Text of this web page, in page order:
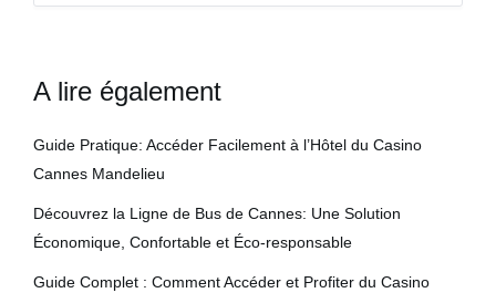
A lire également
Guide Pratique: Accéder Facilement à l’Hôtel du Casino
Cannes Mandelieu
Découvrez la Ligne de Bus de Cannes: Une Solution
Économique, Confortable et Éco-responsable
Guide Complet : Comment Accéder et Profiter du Casino